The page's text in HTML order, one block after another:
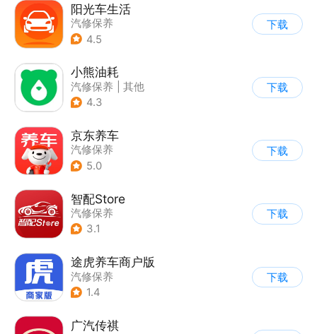
阳光车生活
汽修保养
4.5
下载
小熊油耗
汽修保养
其他
4.3
下载
京东养车
汽修保养
5.0
下载
智配Store
汽修保养
3.1
下载
途虎养车商户版
汽修保养
1.4
下载
广汽传祺